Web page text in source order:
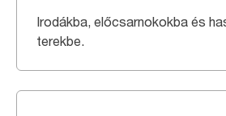
Irodákba, előcsarnokokba és
terekbe.